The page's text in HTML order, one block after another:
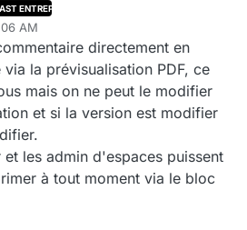
ENTREPRISE
AM
directement en
la prévisualisation PDF, ce
mais on ne peut le modifier
et si la version est modifier
les admin d'espaces puissent
à tout moment via le bloc